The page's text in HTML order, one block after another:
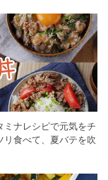
ナレシピで元気をチ
食べて、夏バテを吹